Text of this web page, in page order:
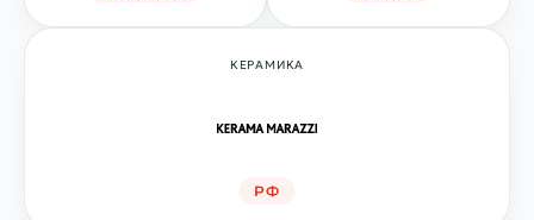
КЕРАМИКА
РФ